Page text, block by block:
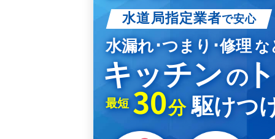
水道局指定業者で安心
水漏れ･つまり･修理 な
キッチンの
最短 30分 駆けつ